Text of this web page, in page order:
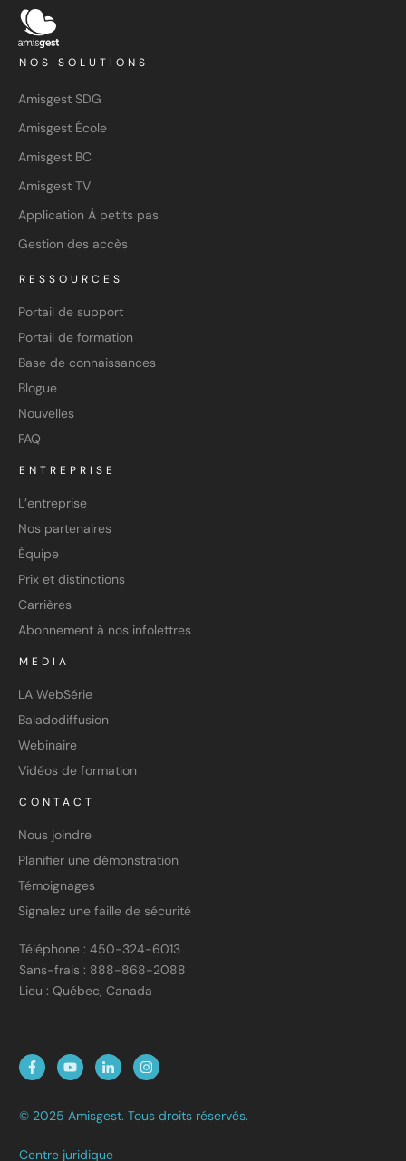
NOS SOLUTIONS
Amisgest SDG
Amisgest École
Amisgest BC
Amisgest TV
Application À petits pas
Gestion des accès
RESSOURCES
Portail de support
Portail de formation
Base de connaissances
Blogue
Nouvelles
FAQ
ENTREPRISE
L’entreprise
Nos partenaires
Équipe
Prix et distinctions
Carrières
Abonnement à nos infolettres
MEDIA
LA WebSérie
Baladodiffusion
Webinaire
Vidéos de formation
CONTACT
Nous joindre
Planifier une démonstration
Témoignages
Signalez une faille de sécurité
Téléphone : 450-324-6013
Sans-frais : 888-868-2088
Lieu : Québec, Canada
© 2025 Amisgest. Tous droits réservés.
Centre juridique